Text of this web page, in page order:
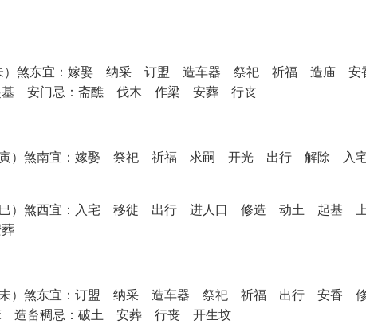
己未）煞东宜：嫁娶 纳采 订盟 造车器 祭祀 祈福 造
安门忌：斋醮 伐木 作梁 安葬 行丧
丙寅）煞南宜：嫁娶 祭祀 祈福 求嗣 开光 出行 解
己巳）煞西宜：入宅 移徙 出行 进人口 修造 动土 起
辛未）煞东宜：订盟 纳采 造车器 祭祀 祈福 出行
畜稠忌：破土 安葬 行丧 开生坟